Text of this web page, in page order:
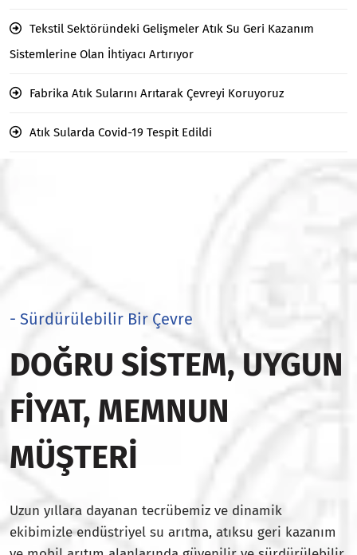
Tekstil Sektöründeki Gelişmeler Atık Su Geri Kazanım
Sistemlerine Olan İhtiyacı Artırıyor
Fabrika Atık Sularını Arıtarak Çevreyi Koruyoruz
Atık Sularda Covid-19 Tespit Edildi
- Sürdürülebilir Bir Çevre
DOĞRU SISTEM, UYGUN
FIYAT, MEMNUN
MÜŞTERI
Uzun yıllara dayanan tecrübemiz ve dinamik
ekibimizle endüstriyel su arıtma, atıksu geri kazanım